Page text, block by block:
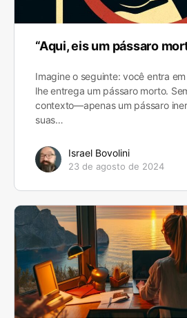
“Aqui, eis um pássaro
Imagine o seguinte: você entra
lhe entrega um pássaro morto.
contexto—apenas um pássaro
suas…
Israel Bovolini
23 de agosto de 2024